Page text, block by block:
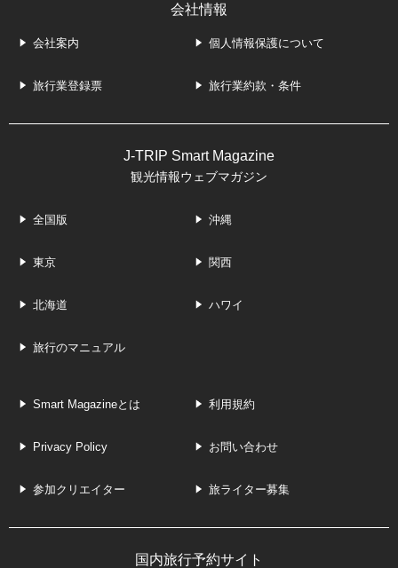
会社情報
会社案内 個人情報保護について
旅行業登録票 旅行業約款・条件
J-TRIP Smart Magazine
観光情報ウェブマガジン
全国版 沖縄
東京 関西
北海道 ハワイ
旅行のマニュアル
Smart Magazineとは 利用規約
Privacy Policy お問い合わせ
参加クリエイター 旅ライター募集
国内旅行予約サイト